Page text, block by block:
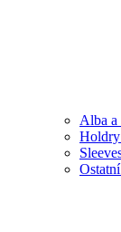
Alba a
Holdry